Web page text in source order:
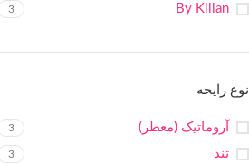
By Kilian
3
نوع رایحه
آروماتیک (معطر) 3
تند 3